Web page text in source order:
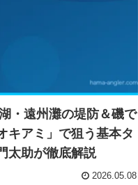
・遠州灘の堤防＆磯で
キアミ」で狙う基本タ
太助が徹底解説
2026.05.08